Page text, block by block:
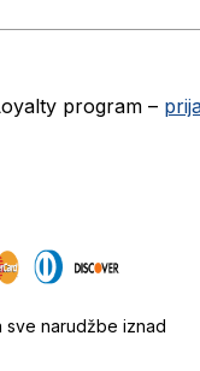
program –
sve narudžbe iznad